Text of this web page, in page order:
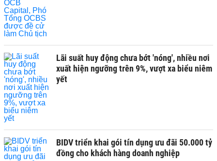
Lãi suất huy động chưa bớt 'nóng', nhiều nơi
xuất hiện ngưỡng trên 9%, vượt xa biểu niêm
yết
BIDV triển khai gói tín dụng ưu đãi 50.000 tỷ
đồng cho khách hàng doanh nghiệp